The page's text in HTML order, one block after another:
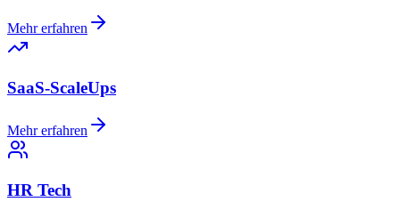
Mehr erfahren
SaaS-ScaleUps
Mehr erfahren
HR Tech